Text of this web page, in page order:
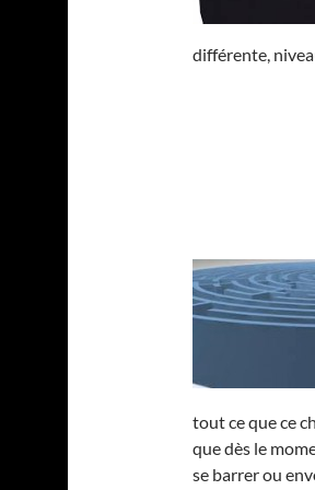
différente,
tout ce que ce
que dès le
se barrer ou